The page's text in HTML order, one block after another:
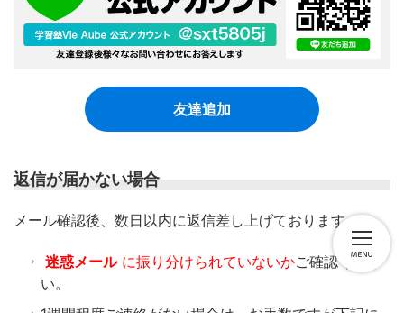
友達追加
返信が届かない場合
​メール確認後、数日以内に返信差し上げております。
迷惑メール に振り分けられていないかご確認くださ
い。